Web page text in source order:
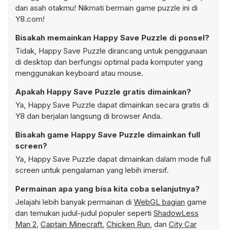
dan asah otakmu! Nikmati bermain game puzzle ini di
Y8.com!
Bisakah memainkan Happy Save Puzzle di ponsel?
Tidak, Happy Save Puzzle dirancang untuk penggunaan
di desktop dan berfungsi optimal pada komputer yang
menggunakan keyboard atau mouse.
Apakah Happy Save Puzzle gratis dimainkan?
Ya, Happy Save Puzzle dapat dimainkan secara gratis di
Y8 dan berjalan langsung di browser Anda.
Bisakah game Happy Save Puzzle dimainkan full
screen?
Ya, Happy Save Puzzle dapat dimainkan dalam mode full
screen untuk pengalaman yang lebih imersif.
Permainan apa yang bisa kita coba selanjutnya?
Jelajahi lebih banyak permainan di WebGL bagian game
dan temukan judul-judul populer seperti ShadowLess
Man 2, Captain Minecraft, Chicken Run, dan City Car